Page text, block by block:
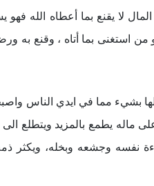
لا يقنع بما أعطاه الله فهو
استغنى بما أتاه ، وقنع به
بشيء مما في ايدي الناس
ماله يطمع بالمزيد ويتطلع
وجشعه وبخله، ويكثر